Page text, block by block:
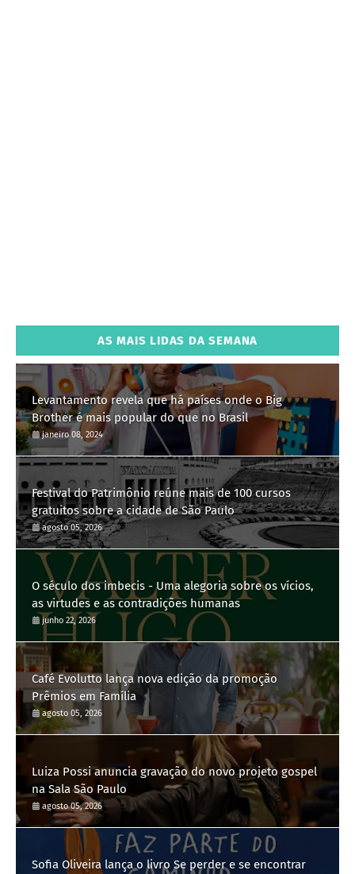
AS MAIS LIDAS DA SEMANA
Levantamento revela que há países onde o Big
Brother é mais popular do que no Brasil
janeiro 08, 2024
Festival do Patrimônio reúne mais de 100 cursos
gratuitos sobre a cidade de São Paulo
agosto 05, 2026
O século dos imbecis - Uma alegoria sobre os vícios,
as virtudes e as contradições humanas
junho 22, 2026
Café Evolutto lança nova edição da promoção
Prêmios em Família
agosto 05, 2026
Luiza Possi anuncia gravação do novo projeto gospel
na Sala São Paulo
agosto 05, 2026
Sofia Oliveira lança o livro Se perder e se encontrar